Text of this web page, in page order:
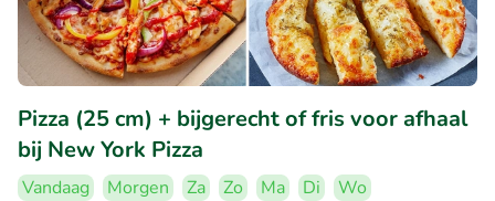
Pizza (25 cm) + bijgerecht of fris voor afhaal
bij New York Pizza
Vandaag Morgen Za Zo Ma Di
Wo